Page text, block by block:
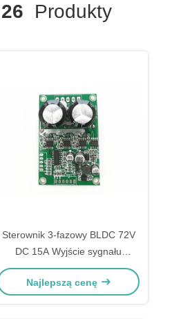
26 Produkty
Sterownik 3-fazowy BLDC 72V
DC 15A Wyjście sygnału
impulsu prądu prądu roboczego
Najlepszą cenę